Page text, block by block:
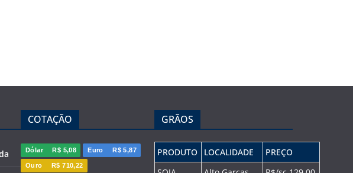
COTAÇÃO
Dólar R$ 5,08 Euro R$ 5,87
Ouro R$ 710,22
GRÃOS
PRODUTO LOCALIDADE
PREÇO